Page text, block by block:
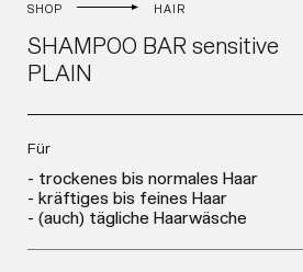
SHOP HAIR
SHAMPOO BAR sensitive
PLAIN
Für
- trockenes bis normales Haar
- kräftiges bis feines Haar
- (auch) tägliche Haarwäsche